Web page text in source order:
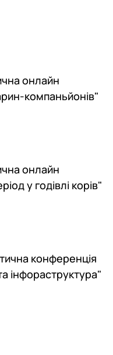
онлайн
компаньйонів"
онлайн
у годівлі корів"
конференція
інфораструктура"